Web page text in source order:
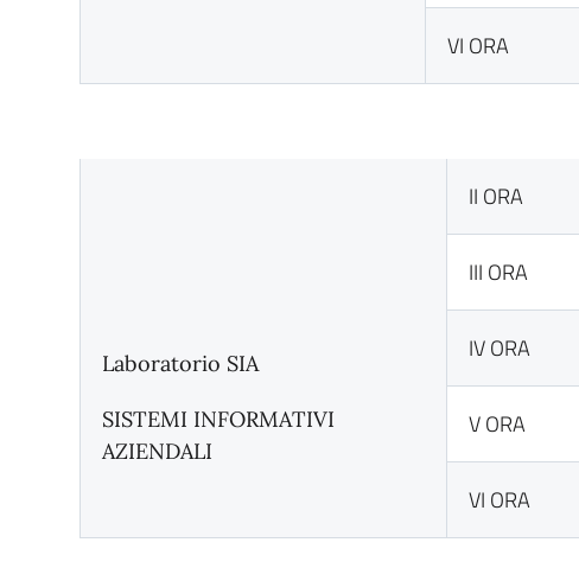
VI ORA
Laboratorio SIA
SISTEMI INFORMATIVI
AZIENDALI
II ORA
III ORA
IV ORA
V ORA
VI ORA